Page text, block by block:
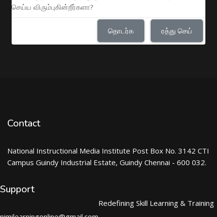
செய்ய விரும்புகின்றீர்களா?
தொடர்க ரத்து செய்
Contact
National Instructional Media Institute Post Box No. 3142 CTI
Campus Guindy Industrial Estate, Guindy Chennai - 600 032.
Support
Redefining Skill Learning & Training